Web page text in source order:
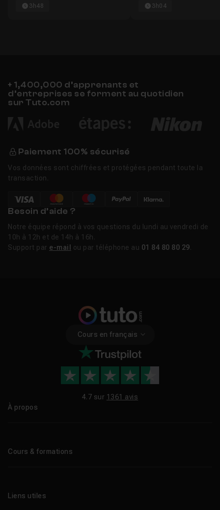
3h48 3h04
+ 1,400,000 d’apprenants et
d’entreprises se forment au quotidien
sur Tuto.com
Paiement 100% sécurisé
Vos données sont chiffrées et protégées pendant toute la
transaction.
Besoin d’aide ?
Notre équipe répond à vos questions du lundi au vendredi de
10h à 12h et de 14h à 16h.
Support par e-mail ou par téléphone au 01 84 80 80 29
Cours en français
4.7 sur 1361 avis
À propos
Cours & formations
Formations certifiantes
Liens utiles